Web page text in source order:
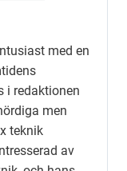
med en
i redaktionen
men
teknik
av